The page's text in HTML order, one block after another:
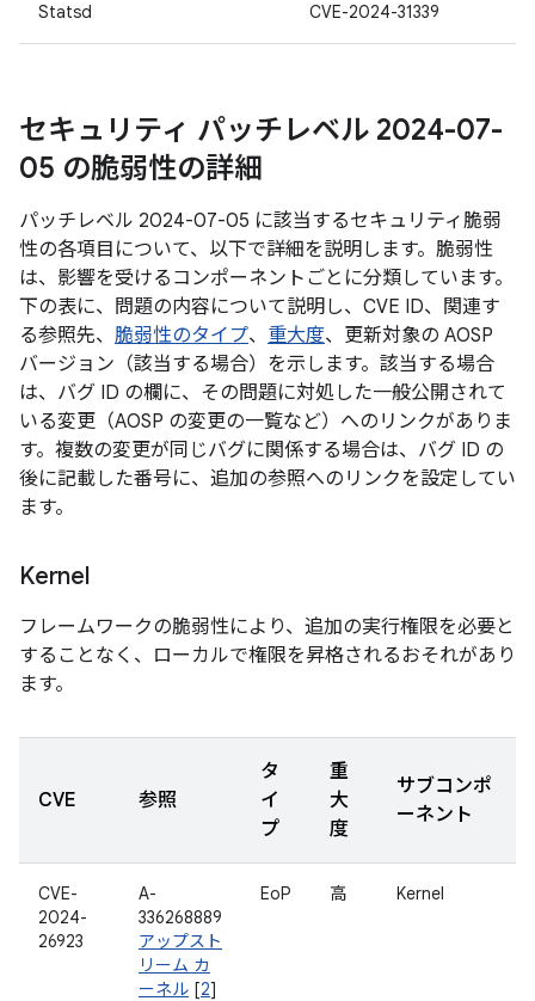
Statsd CVE-2024-31339
セキュリティ パッチレベル 2024-07-
05 の脆弱性の詳細
パッチレベル 2024-07-05 に該当するセキュリティ脆弱
性の各項目について、以下で詳細を説明します。脆弱性
は、影響を受けるコンポーネントごとに分類しています。
下の表に、問題の内容について説明し、CVE ID、関連す
る参照先、 脆弱性のタイプ、 重大度、更新対象の AOSP
バージョン（該当する場合）を示します。該当する場合
は、バグ ID の欄に、その問題に対処した一般公開されて
いる変更（AOSP の変更の一覧など）へのリンクがありま
す。複数の変更が同じバグに関係する場合は、バグ ID の
後に記載した番号に、追加の参照へのリンクを設定してい
ます。
Kernel
フレームワークの脆弱性により、追加の実行権限を必要と
することなく、ローカルで権限を昇格されるおそれがあり
ます。
CVE 参照
タ
イ
プ
重
大
度
サブコンポ
ーネント
CVE-
2024-
26923
A-
336268889
アップスト
リーム カ
ーネル [2]
EoP 高 Kernel